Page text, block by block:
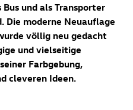
und als Transporter
Die moderne Neuauflage
völlig neu gedacht
und vielseitige
Farbgebung,
cleveren Ideen.